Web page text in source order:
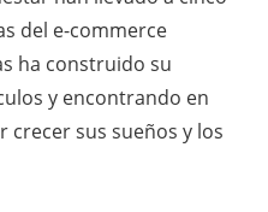
–
N
o
del e-commerce
ha construido su
y encontrando en
crecer sus sueños y los